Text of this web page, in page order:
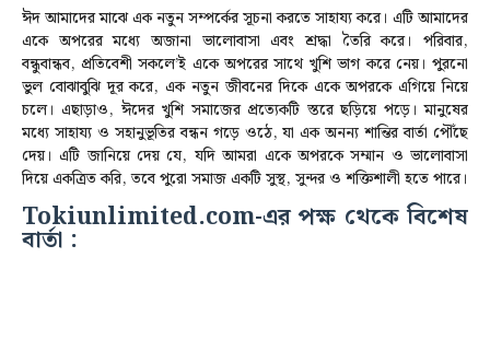
ঈদ আমাদের মাঝে এক নতুন সম্পর্কের সূচনা করতে সাহায্য করে। এটি আমাদের
একে অপরের মধ্যে অজানা ভালোবাসা এবং শ্রদ্ধা তৈরি করে। পরিবার,
বন্ধুবান্ধব, প্রতিবেশী সকলে’ই একে অপরের সাথে খুশি ভাগ করে নেয়। পুরনো
ভুল বোঝাবুঝি দূর করে, এক নতুন জীবনের দিকে একে অপরকে এগিয়ে নিয়ে
চলে।এছাড়াও, ঈদের খুশি সমাজের প্রত্যেকটি স্তরে ছড়িয়ে পড়ে। মানুষের
মধ্যে সাহায্য ও সহানুভূতির বন্ধন গড়ে ওঠে, যা এক অনন্য শান্তির বার্তা পৌঁছে
দেয়। এটি জানিয়ে দেয় যে, যদি আমরা একে অপরকে সম্মান ও ভালোবাসা
দিয়ে একত্রিত করি, তবে পুরো সমাজ একটি সুস্থ, সুন্দর ও শক্তিশালী হতে পারে।
Tokiunlimited.com-এর পক্ষ থেকে বিশেষ
বার্তা :